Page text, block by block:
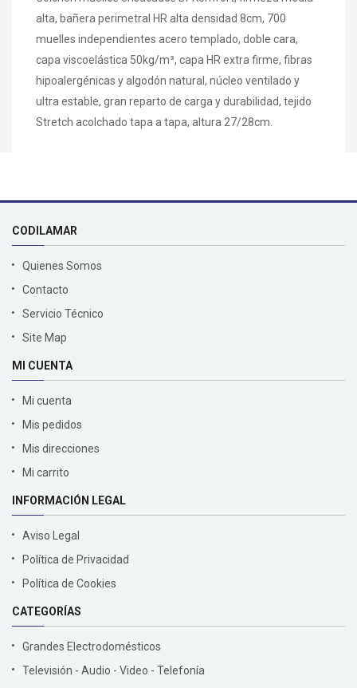
alta, bañera perimetral HR alta densidad 8cm, 700
muelles independientes acero templado, doble cara,
capa viscoelástica 50kg/m³, capa HR extra firme, fibras
hipoalergénicas y algodón natural, núcleo ventilado y
ultra estable, gran reparto de carga y durabilidad, tejido
Stretch acolchado tapa a tapa, altura 27/28cm.
CODILAMAR
Quienes Somos
Contacto
Servicio Técnico
Site Map
MI CUENTA
Mi cuenta
Mis pedidos
Mis direcciones
Mi carrito
INFORMACIÓN LEGAL
Aviso Legal
Política de Privacidad
Política de Cookies
CATEGORÍAS
Grandes Electrodomésticos
Televisión - Audio - Video - Telefonía